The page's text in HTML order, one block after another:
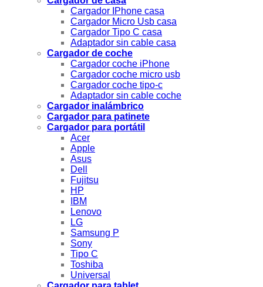
Cargador IPhone casa
Cargador Micro Usb casa
Cargador Tipo C casa
Adaptador sin cable casa
Cargador de coche
Cargador coche iPhone
Cargador coche micro usb
Cargador coche tipo-c
Adaptador sin cable coche
Cargador inalámbrico
Cargador para patinete
Cargador para portátil
Acer
Apple
Asus
Dell
Fujitsu
HP
IBM
Lenovo
LG
Samsung P
Sony
Tipo C
Toshiba
Universal